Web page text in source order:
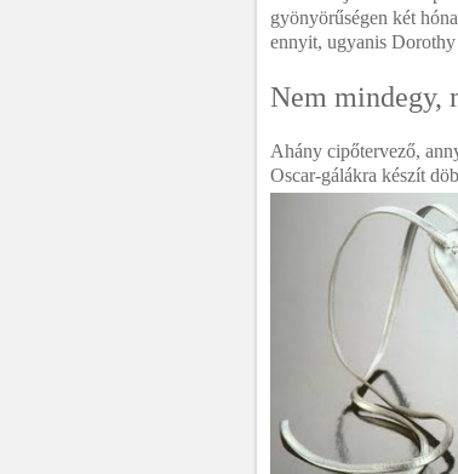
gyönyörűségen két
ennyit, ugyanis
Nem mindegy,
Ahány cipőtervező,
Oscar-gálákra készít